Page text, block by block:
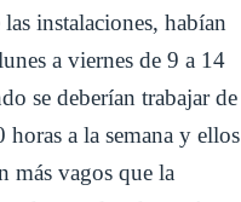
instalaciones, habían
a viernes de 9 a 14
se deberían trabajar de
a la semana y ellos
más vagos que la